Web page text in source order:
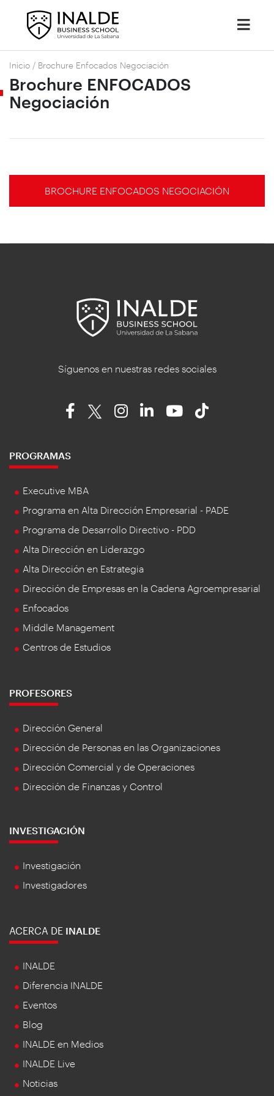
Inicio / Brochure Enfocados Negociación
Brochure ENFOCADOS
Negociación
BROCHURE ENFOCADOS NEGOCIACIÓN
Síguenos en nuestras redes sociales
PROGRAMAS
Executive MBA
Programa en Alta Dirección Empresarial - PADE
Programa de Desarrollo Directivo - PDD
Alta Dirección en Liderazgo
Alta Dirección en Estrategia
Dirección de Empresas en la Cadena Agroempresarial
Enfocados
Middle Management
Centros de Estudios
PROFESORES
Dirección General
Dirección de Personas en las Organizaciones
Dirección Comercial y de Operaciones
Dirección de Finanzas y Control
INVESTIGACIÓN
Investigación
Investigadores
ACERCA DE INALDE
INALDE
Diferencia INALDE
Eventos
Blog
INALDE en Medios
INALDE Live
Noticias